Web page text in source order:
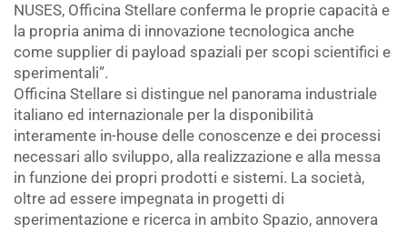
NUSES, Officina Stellare conferma le proprie capacità e
la propria anima di innovazione tecnologica anche
come supplier di payload spaziali per scopi scientifici e
sperimentali”.
Officina Stellare si distingue nel panorama industriale
italiano ed internazionale per la disponibilità
interamente in-house delle conoscenze e dei processi
necessari allo sviluppo, alla realizzazione e alla messa
in funzione dei propri prodotti e sistemi. La società,
oltre ad essere impegnata in progetti di
sperimentazione e ricerca in ambito Spazio, annovera